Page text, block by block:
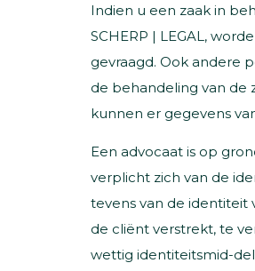
Indien u een zaak in
SCHERP | LEGAL,
gevraagd. Ook andere
de behandeling van de
kunnen er gegevens
Een advocaat is op
verplicht zich van de
tevens van de identiteit
de cliënt verstrekt, te
wettig identiteitsmid-